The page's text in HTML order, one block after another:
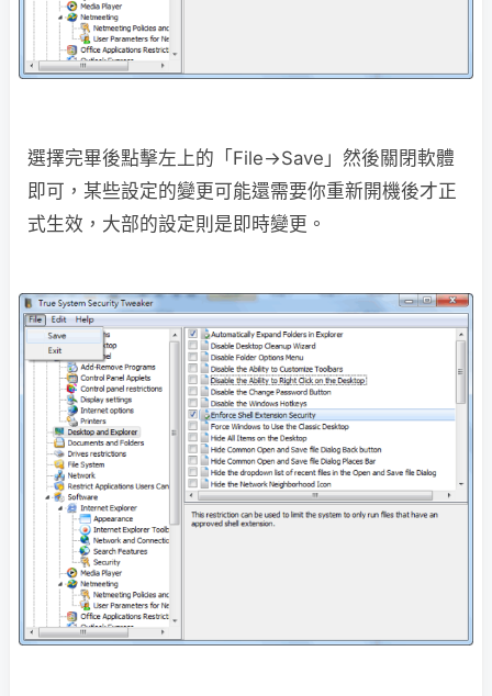
選擇完畢後點擊左上的「File→Save」然後關閉軟體
即可，某些設定的變更可能還需要你重新開機後才正
式生效，大部的設定則是即時變更。